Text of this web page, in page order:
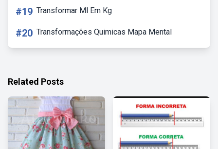
#19 Transformar Ml Em Kg
#20 Transformações Quimicas Mapa Mental
Related Posts